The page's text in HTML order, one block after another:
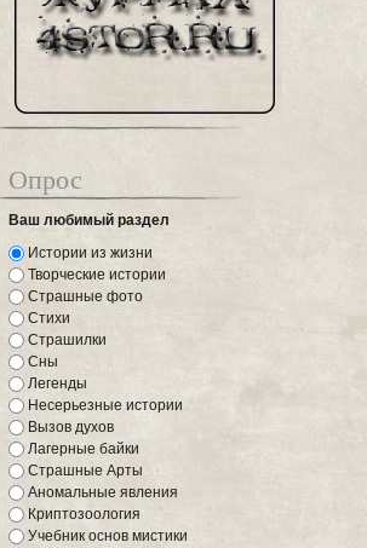
Опрос
Ваш любимый раздел
Истории из жизни
Творческие истории
Страшные фото
Стихи
Страшилки
Сны
Легенды
Несерьезные истории
Вызов духов
Лагерные байки
Страшные Арты
Аномальные явления
Криптозоология
Учебник основ мистики